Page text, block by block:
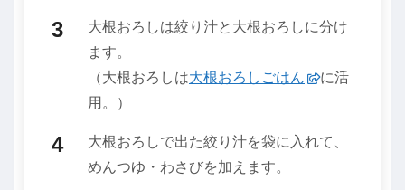
大根おろしは絞り汁と大根おろしに分け
ます。
（大根おろしは大根おろしごはん
に活
用。）
大根おろしで出た絞り汁を袋に入れて、
めんつゆ・わさびを加えます。